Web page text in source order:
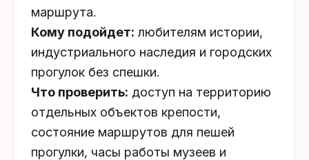
маршрута.
Кому подойдет: любителям истории,
индустриального наследия и городских
прогулок без спешки.
Что проверить: доступ на территорию
отдельных объектов крепости,
состояние маршрутов для пешей
прогулки, часы работы музеев и